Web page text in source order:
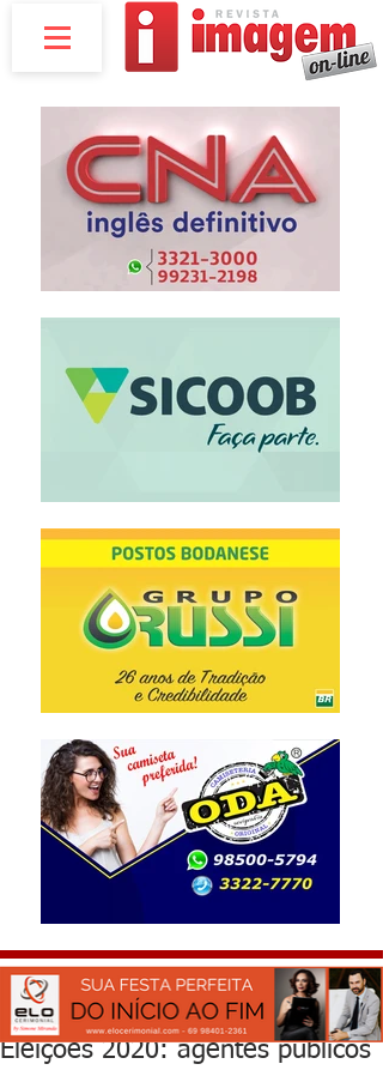
Eleições 2020: agentes públicos